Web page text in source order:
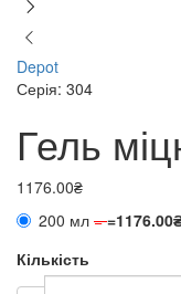
Depot
Серія: 304
Гель
1176.00₴
200 мл ==
Кількість